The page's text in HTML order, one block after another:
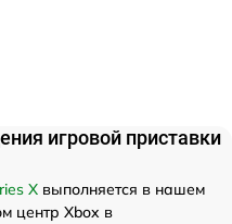
игровой приставки
X выполняется в нашем
центр Xbox в